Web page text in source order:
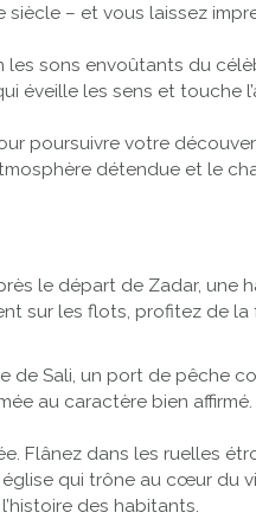
– et vous laissez
sons envoûtants du
les sens et touche
poursuivre votre
détendue et le
le départ de Zadar,
sur les flots, profitez de
Sali, un port de pêche
au caractère bien affirmé.
Flânez dans les ruelles
qui trône au cœur du
des habitants.